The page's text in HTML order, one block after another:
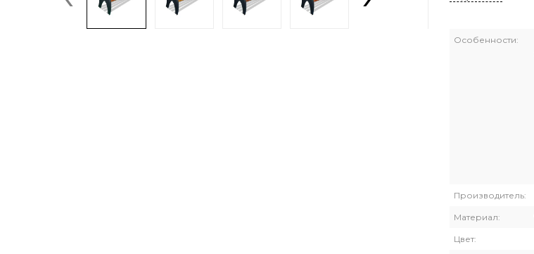
Особенности:
Производитель:
Материал:
Цвет: